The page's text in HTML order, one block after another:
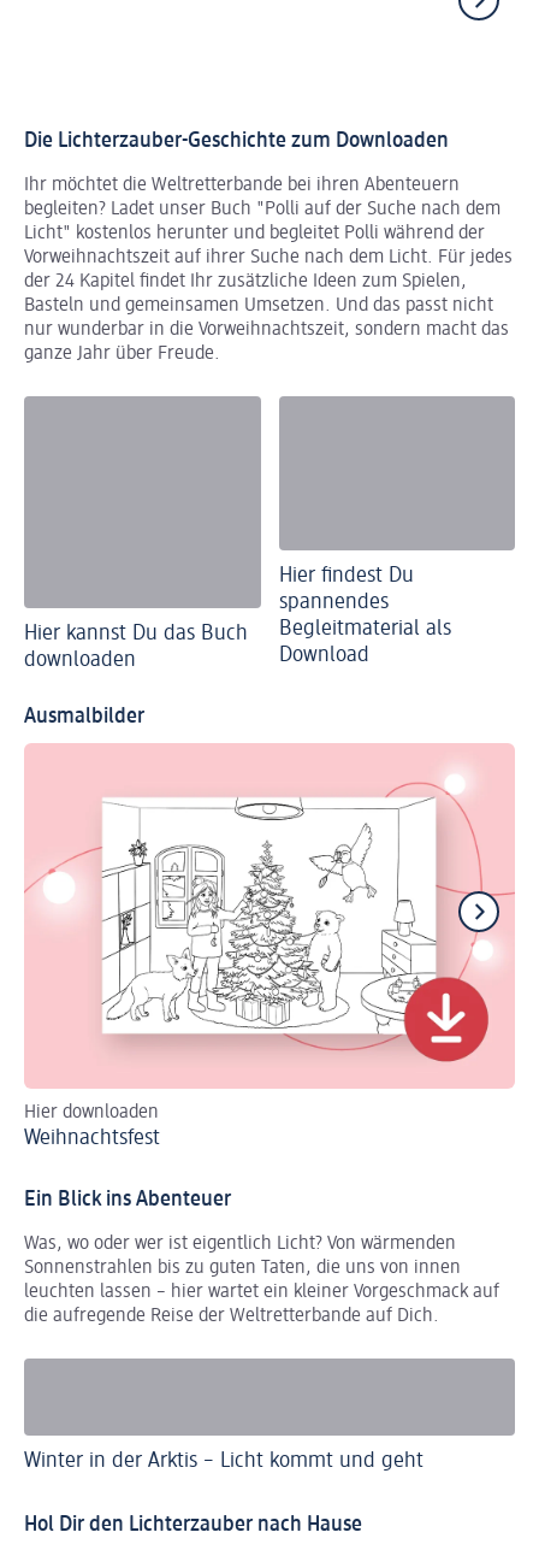
Die Lichterzauber-Geschichte zum Downloaden
Ihr möchtet die Weltretterbande bei ihren Abenteuern
begleiten? Ladet unser Buch "Polli auf der Suche nach dem
Licht" kostenlos herunter und begleitet Polli während der
Vorweihnachtszeit auf ihrer Suche nach dem Licht. Für jedes
der 24 Kapitel findet Ihr zusätzliche Ideen zum Spielen,
Basteln und gemeinsamen Umsetzen. Und das passt nicht
nur wunderbar in die Vorweihnachtszeit, sondern macht das
ganze Jahr über Freude.
Hier kannst Du das Buch
downloaden
Hier findest Du
spannendes
Begleitmaterial als
Download
Ausmalbilder
Hier downloaden
Weihnachtsfest
Ein Blick ins Abenteuer
Was, wo oder wer ist eigentlich Licht? Von wärmenden
Sonnenstrahlen bis zu guten Taten, die uns von innen
leuchten lassen – hier wartet ein kleiner Vorgeschmack auf
die aufregende Reise der Weltretterbande auf Dich.
Winter in der Arktis – Licht kommt und geht
Hol Dir den Lichterzauber nach Hause